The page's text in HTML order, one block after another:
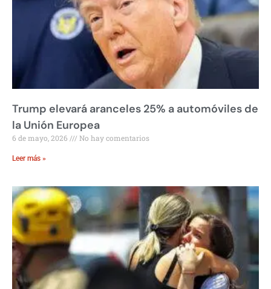
Trump elevará aranceles 25% a automóviles de
la Unión Europea
6 de mayo, 2026 No hay comentarios
Leer más »